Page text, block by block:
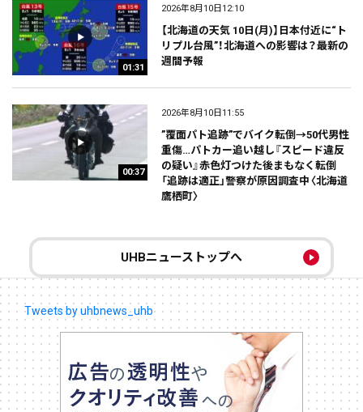
01:31
2026年8月10日12:10
【北海道の天気 10日(月)】日本付近に“ト
リプル台風”！北海道への影響は？最新の
週間予報
00:37
2026年8月10日11:55
”覆面パト追跡”でバイク転倒→50代男性
重傷…パトカー追い越し『スピード違反
の疑い』赤色灯つけた後まもなく転倒
「追跡は適正」警察が原因調査中〈北海道
鷹栖町〉
UHBニューストップへ
Tweets by uhbnews_uhb